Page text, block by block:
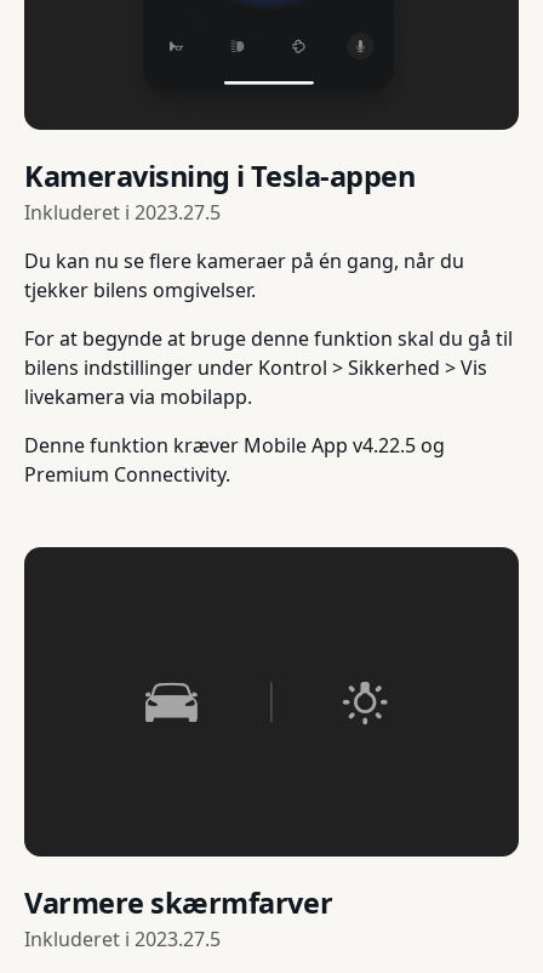
Kameravisning i Tesla-appen
Inkluderet i 2023.27.5
Du kan nu se flere kameraer på én gang, når du
tjekker bilens omgivelser.
For at begynde at bruge denne funktion skal du gå til
bilens indstillinger under Kontrol > Sikkerhed > Vis
livekamera via mobilapp.
Denne funktion kræver Mobile App v4.22.5 og
Premium Connectivity.
Varmere skærmfarver
Inkluderet i 2023.27.5